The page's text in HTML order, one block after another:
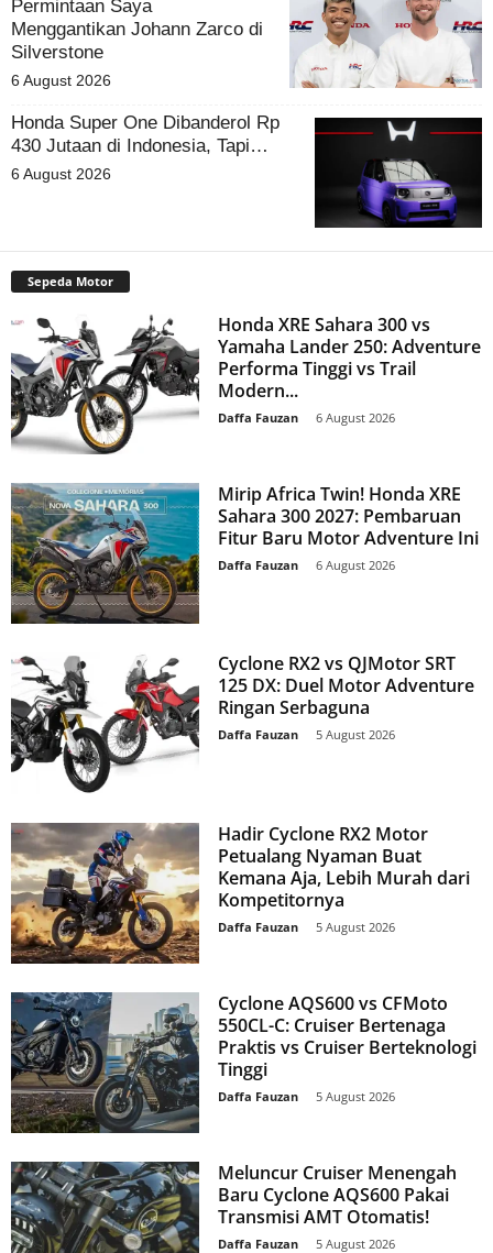
Permintaan Saya
Menggantikan Johann Zarco di
Silverstone
6 August 2026
Honda Super One Dibanderol Rp
430 Jutaan di Indonesia, Tapi…
6 August 2026
Sepeda Motor
Honda XRE Sahara 300 vs
Yamaha Lander 250: Adventure
Performa Tinggi vs Trail
Modern...
Daffa Fauzan 6 August 2026
Mirip Africa Twin! Honda XRE
Sahara 300 2027: Pembaruan
Fitur Baru Motor Adventure Ini
Daffa Fauzan 6 August 2026
Cyclone RX2 vs QJMotor SRT
125 DX: Duel Motor Adventure
Ringan Serbaguna
Daffa Fauzan 5 August 2026
Hadir Cyclone RX2 Motor
Petualang Nyaman Buat
Kemana Aja, Lebih Murah dari
Kompetitornya
Daffa Fauzan 5 August 2026
Cyclone AQS600 vs CFMoto
550CL-C: Cruiser Bertenaga
Praktis vs Cruiser Berteknologi
Tinggi
Daffa Fauzan 5 August 2026
Meluncur Cruiser Menengah
Baru Cyclone AQS600 Pakai
Transmisi AMT Otomatis!
Daffa Fauzan 5 August 2026